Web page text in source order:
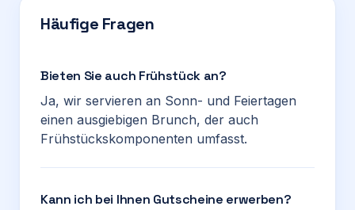
Häufige Fragen
Bieten Sie auch Frühstück an?
Ja, wir servieren an Sonn- und Feiertagen
einen ausgiebigen Brunch, der auch
Frühstückskomponenten umfasst.
Kann ich bei Ihnen Gutscheine erwerben?